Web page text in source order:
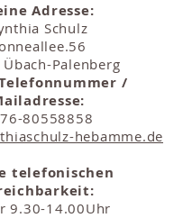
Adresse:
Schulz
Übach-Palenberg
/
80558858
hebamme.de
telefonischen
9.30-14.00Uhr